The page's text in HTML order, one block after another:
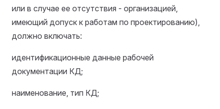
или в случае ее отсутствия - организацией,
имеющий допуск к работам по проектированию),
должно включать:
идентификационные данные рабочей
документации КД;
наименование, тип КД;